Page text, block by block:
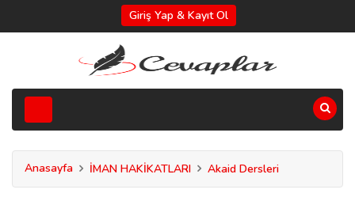
Giriş Yap & Kayıt Ol
Anasayfa İMAN HAKİKATLARI Akaid Dersleri